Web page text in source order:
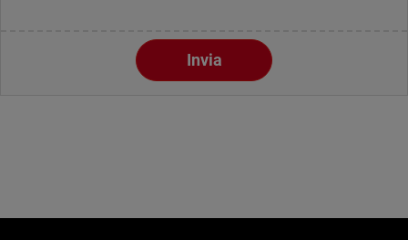
Invia